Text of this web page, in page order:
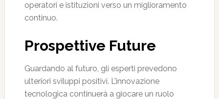
operatori e istituzioni verso un miglioramento
continuo.
Prospettive Future
Guardando al futuro, gli esperti prevedono
ulteriori sviluppi positivi. L’innovazione
tecnologica continuerà a giocare un ruolo